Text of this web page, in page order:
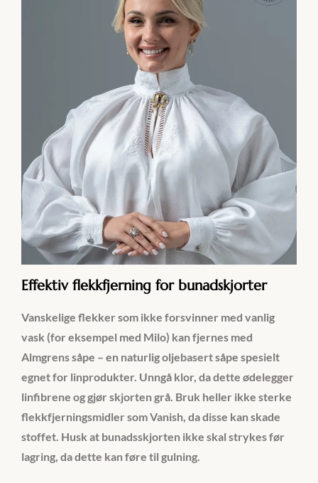
Effektiv flekkfjerning for bunadskjorter
Vanskelige flekker som ikke forsvinner med vanlig
vask (for eksempel med Milo) kan fjernes med
Almgrens såpe – en naturlig oljebasert såpe spesielt
egnet for linprodukter. Unngå klor, da dette ødelegger
linfibrene og gjør skjorten grå. Bruk heller ikke sterke
flekkfjerningsmidler som Vanish, da disse kan skade
stoffet. Husk at bunadsskjorten ikke skal strykes før
lagring, da dette kan føre til gulning.